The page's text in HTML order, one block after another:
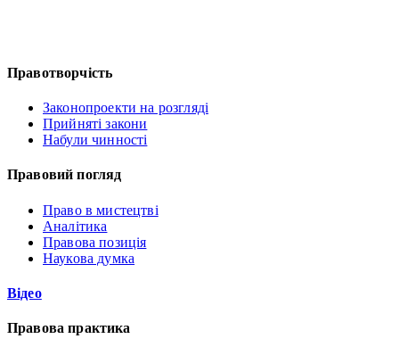
Правотворчість
Законопроекти на розгляді
Прийняті закони
Набули чинності
Правовий погляд
Право в мистецтві
Аналітика
Правова позиція
Наукова думка
Відео
Правова практика